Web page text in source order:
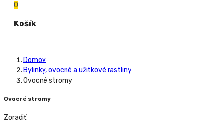
0
Košík
Domov
Bylinky, ovocné a užitkové rastliny
Ovocné stromy
Ovocné stromy
Zoradiť